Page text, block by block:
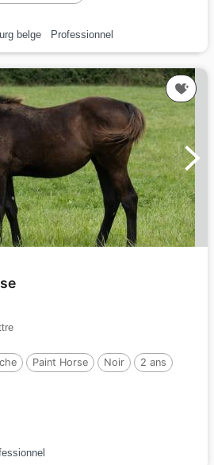
belge Professionnel
Paint Horse Noir 2 ans